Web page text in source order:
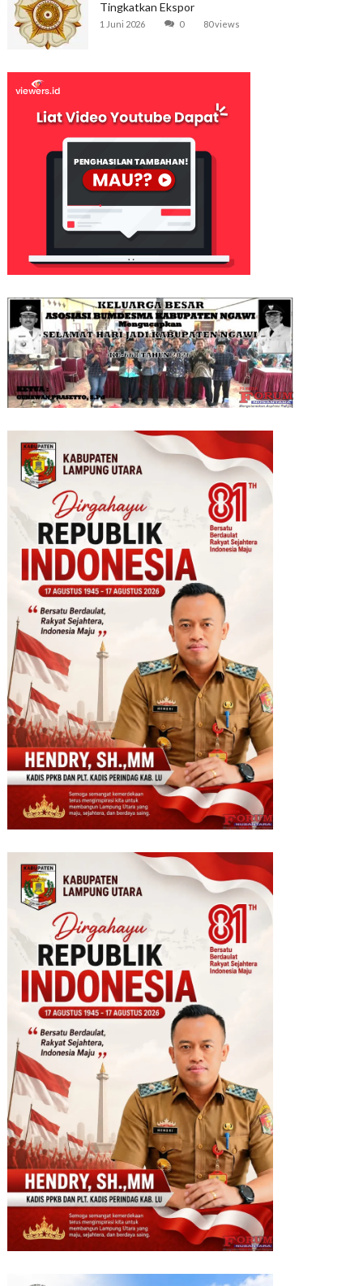
Tingkatkan Ekspor
1 Juni 2026 0 80 views